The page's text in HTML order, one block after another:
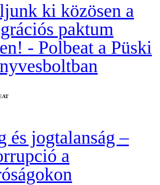
ki közösen a
paktum
- Polbeat a Püski
és jogtalanság –
a